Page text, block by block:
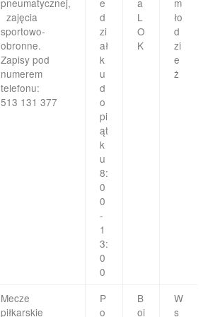
zajęcia
sportowo-
obronne.
Zapisy pod
numerem
telefonu:
513 131 377
d
zi
ał
k
u
d
o
pi
ąt
k
u
8:
0
0
-
1
3:
0
0
L
O
K
ło
d
zi
e
ż
Mecze
piłkarskie
P
o
B
oi
W
s